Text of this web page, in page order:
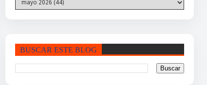
BUSCAR ESTE BLOG